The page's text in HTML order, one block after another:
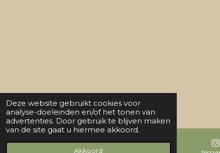
Deze website gebruikt cookies voor
analyse-doeleinden en/of het tonen van
advertenties. Door gebruik te blijven maken
van de site gaat u hiermee akkoord.
Akkoord